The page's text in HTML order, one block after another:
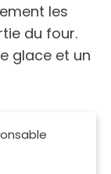
les
du four.
glace et un